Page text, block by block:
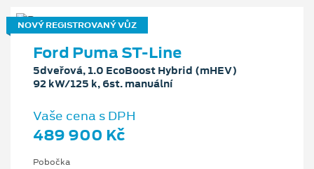
NOVÝ REGISTROVANÝ VŮZ
Ford Puma ST-Line
5dveřová, 1.0 EcoBoost Hybrid (mHEV)
92 kW/125 k, 6st. manuální
Vaše cena s DPH
489 900 Kč
Pobočka